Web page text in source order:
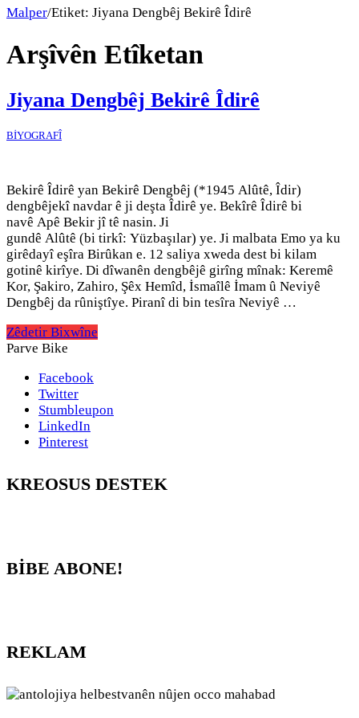
Malper/Etiket: Jiyana Dengbêj Bekirê Îdirê
Arşîvên Etîketan
Jiyana Dengbêj Bekirê Îdirê
BİYOGRAFÎ
Bekirê Îdirê yan Bekirê Dengbêj (*1945 Alûtê, Îdir)
dengbêjekî navdar ê ji deşta Îdirê ye. Bekîrê Îdirê bi
navê Apê Bekir jî tê nasin. Ji
gundê Alûtê (bi tirkî: Yüzbaşılar) ye. Ji malbata Emo ya ku
girêdayî eşîra Birûkan e. 12 saliya xweda dest bi kilam
gotinê kirîye. Di dîwanên dengbêjê girîng mînak: Keremê
Kor, Şakiro, Zahiro, Şêx Hemîd, İsmaîlê İmam û Neviyê
Dengbêj da rûniştîye. Piranî di bin tesîra Neviyê …
Zêdetir Bixwîne
Parve Bike
Facebook
Twitter
Stumbleupon
LinkedIn
Pinterest
KREOSUS DESTEK
BİBE ABONE!
REKLAM